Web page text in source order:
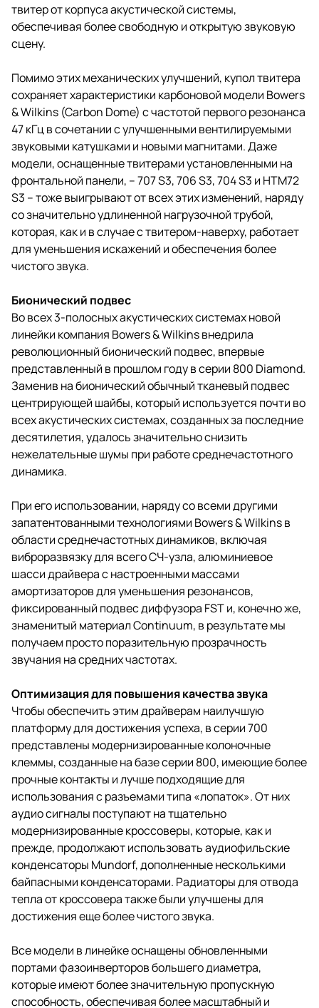
твитер от корпуса акустической системы,
обеспечивая более свободную и открытую звуковую
сцену.
Помимо этих механических улучшений, купол твитера
сохраняет характеристики карбоновой модели Bowers
& Wilkins (Carbon Dome) с частотой первого резонанса
47 кГц в сочетании с улучшенными вентилируемыми
звуковыми катушками и новыми магнитами. Даже
модели, оснащенные твитерами установленными на
фронтальной панели, – 707 S3, 706 S3, 704 S3 и HTM72
S3 – тоже выигрывают от всех этих изменений, наряду
со значительно удлиненной нагрузочной трубой,
которая, как и в случае с твитером-наверху, работает
для уменьшения искажений и обеспечения более
чистого звука.
Бионический подвес
Во всех 3-полосных акустических системах новой
линейки компания Bowers & Wilkins внедрила
революционный бионический подвес, впервые
представленный в прошлом году в серии 800 Diamond.
Заменив на бионический обычный тканевый подвес
центрирующей шайбы, который используется почти во
всех акустических системах, созданных за последние
десятилетия, удалось значительно снизить
нежелательные шумы при работе среднечастотного
динамика.
При его использовании, наряду со всеми другими
запатентованными технологиями Bowers & Wilkins в
области среднечастотных динамиков, включая
виброразвязку для всего СЧ-узла, алюминиевое
шасси драйвера с настроенными массами
амортизаторов для уменьшения резонансов,
фиксированный подвес диффузора FST и, конечно же,
знаменитый материал Continuum, в результате мы
получаем просто поразительную прозрачность
звучания на средних частотах.
Оптимизация для повышения качества звука
Чтобы обеспечить этим драйверам наилучшую
платформу для достижения успеха, в серии 700
представлены модернизированные колоночные
клеммы, созданные на базе серии 800, имеющие более
прочные контакты и лучше подходящие для
использования с разъемами типа «лопаток». От них
аудио сигналы поступают на тщательно
модернизированные кроссоверы, которые, как и
прежде, продолжают использовать аудиофильские
конденсаторы Mundorf, дополненные несколькими
байпасными конденсаторами. Радиаторы для отвода
тепла от кроссовера также были улучшены для
достижения еще более чистого звука.
Все модели в линейке оснащены обновленными
портами фазоинверторов большего диаметра,
которые имеют более значительную пропускную
способность, обеспечивая более масштабный и